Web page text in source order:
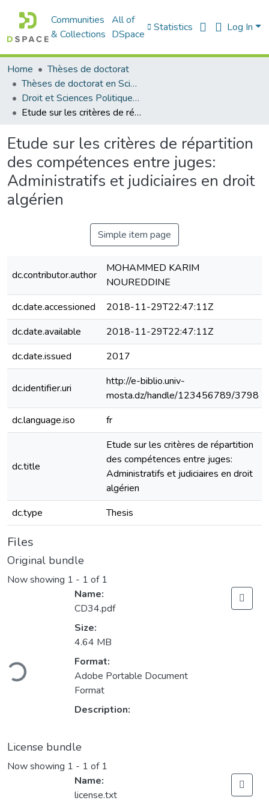
Communities
& Collections
All of
DSpace
Statistics Log In
Home
Thèses de doctorat
Thèses de doctorat en Sciences
Droit et Sciences Politiques - الحقوق و العلوم السياسية
Etude sur les critères de répartition des compétences entre juges: Administratifs et judiciaires en droit algérien
Etude sur les critères de répartition
des compétences entre juges:
Administratifs et judiciaires en droit
algérien
Simple item page
dc.contributor.author
MOHAMMED KARIM
NOUREDDINE
dc.date.accessioned
2018-11-29T22:47:11Z
dc.date.available
2018-11-29T22:47:11Z
dc.date.issued
2017
dc.identifier.uri
http://e-biblio.univ-
mosta.dz/handle/123456789/3798
dc.language.iso
fr
dc.title
Etude sur les critères de répartition
des compétences entre juges:
Administratifs et judiciaires en droit
algérien
dc.type Thesis
Files
Original bundle
Now showing 1 - 1 of 1
Name:
CD34.pdf
Size:
4.64 MB
Format:
Adobe Portable Document
Format
Description:
License bundle
Now showing 1 - 1 of 1
Name:
license.txt